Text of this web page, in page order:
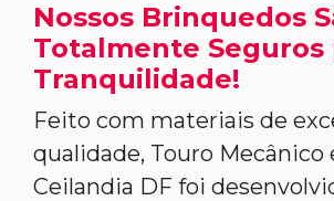
Nossos Brinquedos
Totalmente Seguros
Tranquilidade!
Feito com materiais de
qualidade, Touro Mecânico
Ceilandia DF foi